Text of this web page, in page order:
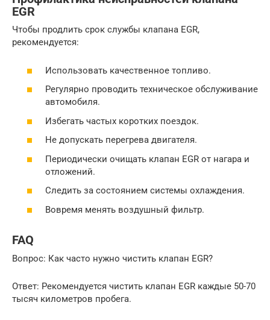
EGR
Чтобы продлить срок службы клапана EGR,
рекомендуется:
Использовать качественное топливо.
Регулярно проводить техническое обслуживание
автомобиля.
Избегать частых коротких поездок.
Не допускать перегрева двигателя.
Периодически очищать клапан EGR от нагара и
отложений.
Следить за состоянием системы охлаждения.
Вовремя менять воздушный фильтр.
FAQ
Вопрос: Как часто нужно чистить клапан EGR?
Ответ: Рекомендуется чистить клапан EGR каждые 50-70
тысяч километров пробега.